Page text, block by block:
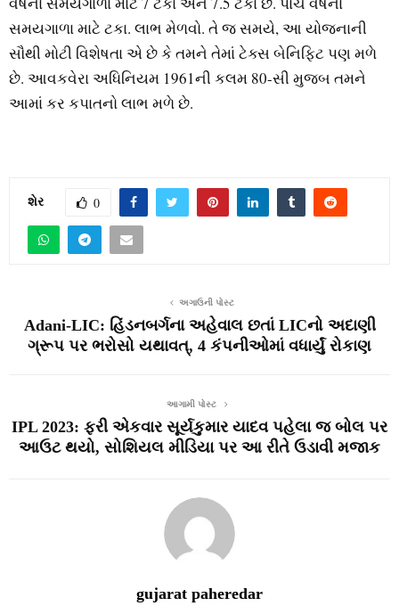
સમયગાળા માટે ટકા. લાભ મેળવો. તે જ સમયે, આ યોજનાની
સૌથી મોટી વિશેષતા એ છે કે તમને તેમાં ટેક્સ બેનિફિટ પણ મળે
છે. આવકવેરા અધિનિયમ 1961ની કલમ 80-સી મુજબ તમને
આમાં કર કપાતનો લાભ મળે છે.
શેર 0
અગાઉની પોસ્ટ
Adani-LIC: હિંડનબર્ગના અહેવાલ છતાં LICનો અદાણી
ગ્રૂપ પર ભરોસો યથાવત્, 4 કંપનીઓમાં વધાર્યું રોકાણ
આગામી પોસ્ટ
IPL 2023: ફરી એકવાર સૂર્યકુમાર યાદવ પહેલા જ બોલ પર
આઉટ થયો, સોશિયલ મીડિયા પર આ રીતે ઉડાવી મજાક
gujarat paheredar